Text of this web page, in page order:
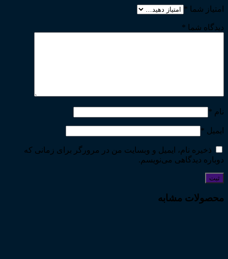
امتیاز شما *
دیدگاه شما *
نام *
ایمیل *
ذخیره نام، ایمیل و وبسایت من در مرورگر برای زمانی که
دوباره دیدگاهی می‌نویسم.
محصولات مشابه